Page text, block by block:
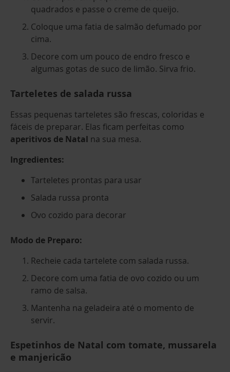
quadrados e passe o creme de queijo.
Coloque uma fatia de salmão defumado por
cima.
Decore com um pouco de endro fresco e
algumas gotas de suco de limão. Sirva frio.
Tarteletes de salada russa
Essas pequenas tarteletes são frescas, coloridas e
fáceis de preparar. Elas ficam perfeitas como
aperitivos de Natal na sua mesa.
Ingredientes:
Tarteletes prontas para usar
Salada russa pronta
Ovo cozido para decorar
Modo de Preparo:
Recheie cada tartelete com salada russa.
Decore com uma fatia de ovo cozido ou um
ramo de salsa.
Mantenha na geladeira até o momento de
servir.
Espetinhos de Natal com tomate, mussarela
e manjericão